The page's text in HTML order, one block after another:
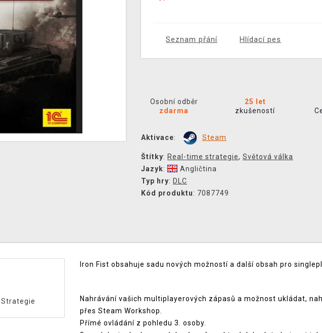
Seznam přání Hlídací pes
Osobní odběr
zdarma
25 let
zkušeností
Aktivace: Steam
Štítky: Real-time strategie, Světová válka
Jazyk:
Angličtina
Typ hry: DLC
Kód produktu: 7087749
Strategie
Iron Fist obsahuje sadu nových možností a další obsah pro
Nahrávání vašich multiplayerových zápasů a možnost ukládat,
přes Steam Workshop.
Přímé ovládání z pohledu 3. osoby.